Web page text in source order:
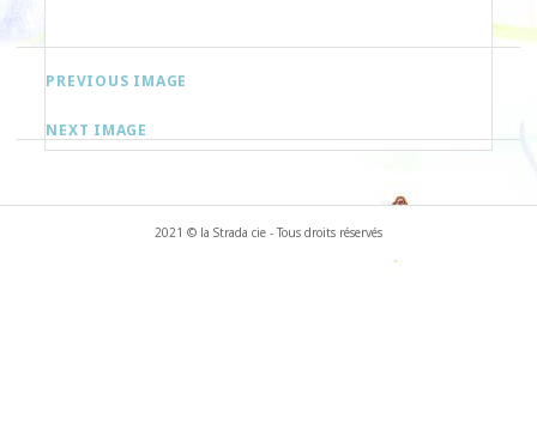
PREVIOUS IMAGE
NEXT IMAGE
2021 © la Strada cie - Tous droits réservés